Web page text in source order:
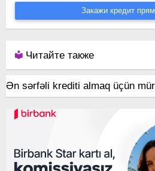
Закажи кредит
Читайте также
Ən sərfəli krediti almaq üçün